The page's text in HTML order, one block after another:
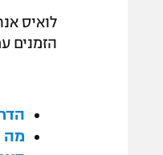
הזמנים עם 28 משחקים ללא הפסד בעונת 2010/11 עבור
מה